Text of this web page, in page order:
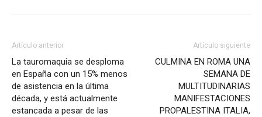
Artículo anterior
La tauromaquia se desploma
en España con un 15% menos
de asistencia en la última
década, y está actualmente
estancada a pesar de las
Artículo siguiente
CULMINA EN ROMA UNA
SEMANA DE
MULTITUDINARIAS
MANIFESTACIONES
PROPALESTINA ITALIA,